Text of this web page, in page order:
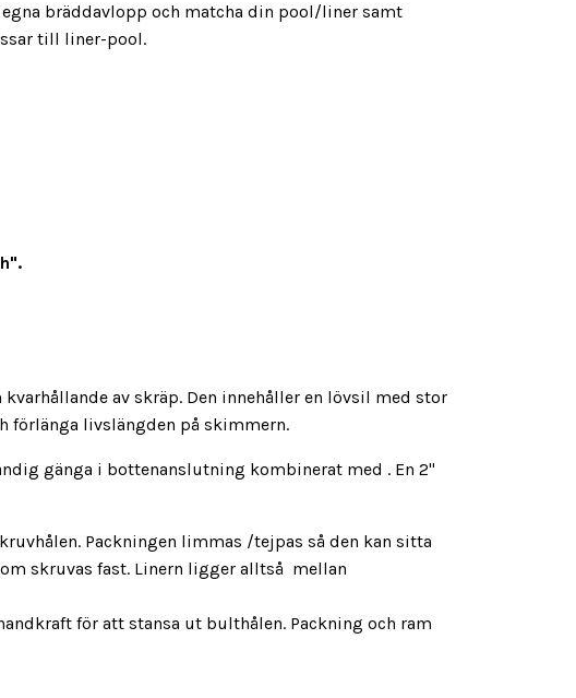
bräddavlopp och matcha din pool/liner samt
till liner-pool.
av skräp. Den innehåller en lövsil med stor
förlänga livslängden på skimmern.
gänga i bottenanslutning kombinerat med . En 2"
Packningen limmas /tejpas så den kan sitta
skruvas fast. Linern ligger alltså mellan
för att stansa ut bulthålen. Packning och ram